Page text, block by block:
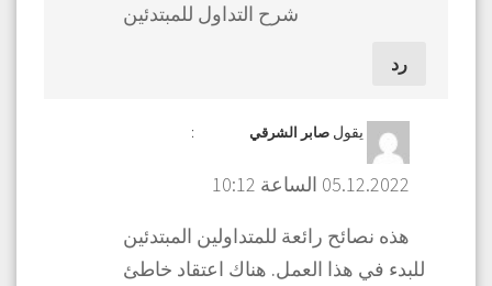
شرح التداول للمبتدئين
رد
يقول صابر الشرقي :
05.12.2022 الساعة 10:12
هذه نصائح رائعة للمتداولين المبتدئين
للبدء في هذا العمل. هناك اعتقاد خاطئ